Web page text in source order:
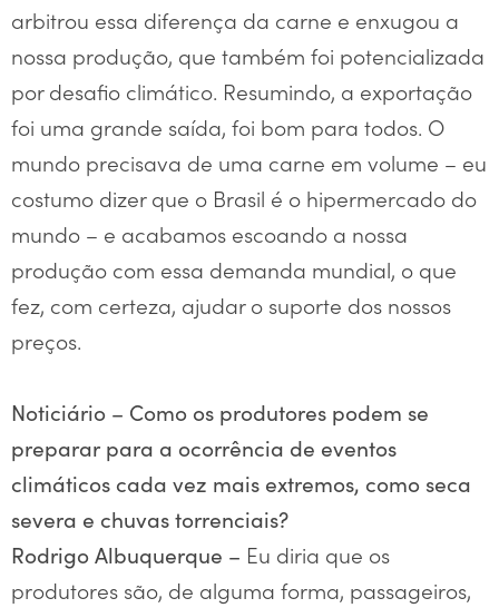
arbitrou essa diferença da carne e enxugou a
nossa produção, que também foi potencializada
por desafio climático. Resumindo, a exportação
foi uma grande saída, foi bom para todos. O
mundo precisava de uma carne em volume – eu
costumo dizer que o Brasil é o hipermercado do
mundo – e acabamos escoando a nossa
produção com essa demanda mundial, o que
fez, com certeza, ajudar o suporte dos nossos
preços.
Noticiário – Como os produtores podem se
preparar para a ocorrência de eventos
climáticos cada vez mais extremos, como seca
severa e chuvas torrenciais?
Rodrigo Albuquerque – Eu diria que os
produtores são, de alguma forma, passageiros,